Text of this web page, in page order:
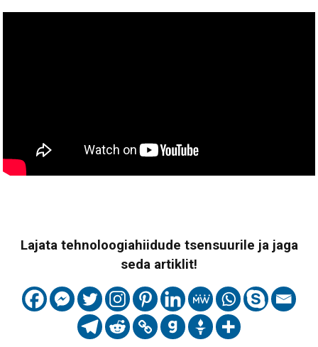
Lajata tehnoloogiahiidude tsensuurile ja jaga
seda artiklit!